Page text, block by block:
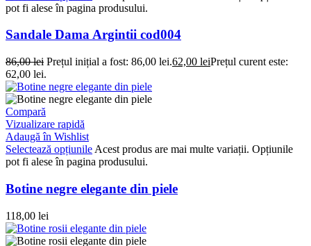
pot fi alese în pagina produsului.
Sandale Dama Argintii cod004
86,00lei Prețul inițial a fost: 86,00 lei.62,00 leiPrețul curent este:
62,00 lei.
Compară
Vizualizare rapidă
Adaugă în Wishlist
Selectează opțiunile Acest produs are mai multe variații. Opțiunile
pot fi alese în pagina produsului.
Botine negre elegante din piele
118,00 lei